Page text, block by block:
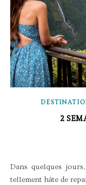
2
Dans quelques jours, je pars pour l’île de la Réunion. J’ai
tellement hâte de